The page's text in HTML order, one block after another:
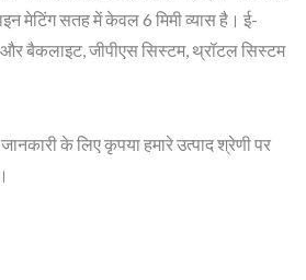
मेटिंग सतह में केवल 6 मिमी व्यास है। ई-
बैकलाइट, जीपीएस सिस्टम, थ्रॉटल सिस्टम
के लिए कृपया हमारे उत्पाद श्रेणी पर